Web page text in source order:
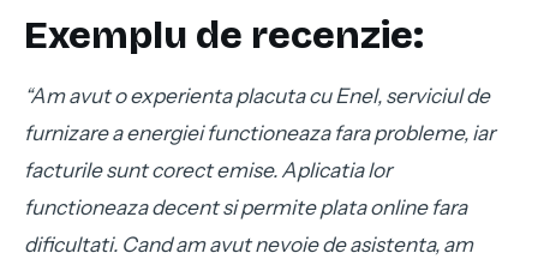
Exemplu de recenzie:
“Am avut o experienta placuta cu Enel, serviciul de
furnizare a energiei functioneaza fara probleme, iar
facturile sunt corect emise. Aplicatia lor
functioneaza decent si permite plata online fara
dificultati. Cand am avut nevoie de asistenta, am